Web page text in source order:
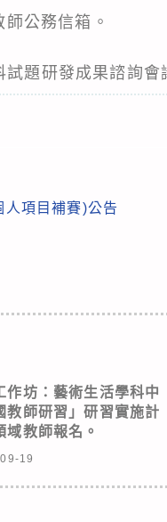
公務信箱。
題研發成果諮詢會
項目補賽)公告
作坊：藝術生活學科中
教師研習」研習實施計
域教師報名。
19